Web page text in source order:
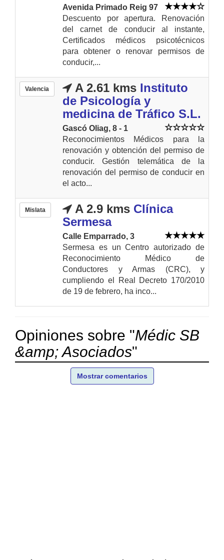
Avenida Primado Reig 97
Descuento por apertura. Renovación
del carnet de conducir al instante,
Certificados médicos psicotécnicos
para obtener o renovar permisos de
conducir,...
Valencia A 2.61 kms Instituto
de Psicología y
medicina de Tráfico S.L.
Gascó Oliag, 8 - 1
Reconocimientos Médicos para la
renovación y obtención del permiso de
conducir. Gestión telemática de la
renovación del permiso de conducir en
el acto...
Mislata A 2.9 kms Clínica
Sermesa
Calle Emparrado, 3
Sermesa es un Centro autorizado de
Reconocimiento Médico de
Conductores y Armas (CRC), y
cumpliendo el Real Decreto 170/2010
de 19 de febrero, ha inco...
Opiniones sobre "Médic SB
&amp; Asociados"
Mostrar comentarios